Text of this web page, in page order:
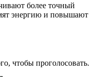
более точный
энергию и повышают
чтобы проголосовать.